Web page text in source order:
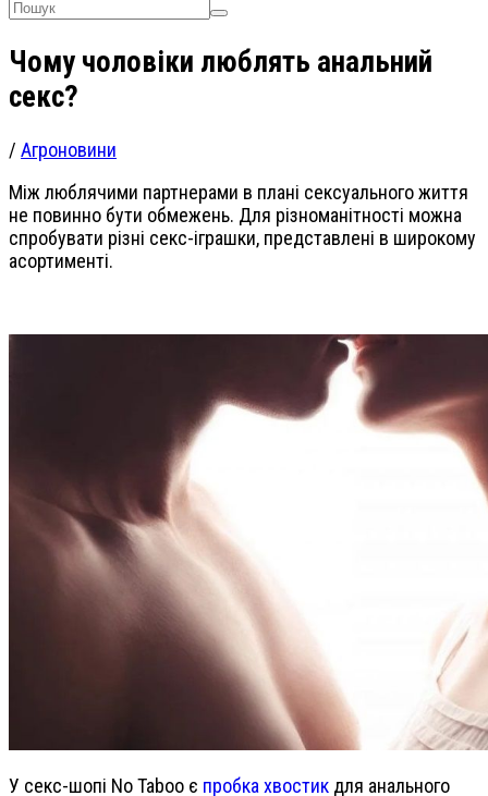
Чому чоловіки люблять анальний
секс?
/ Агроновини
Між люблячими партнерами в плані сексуального життя
не повинно бути обмежень. Для різноманітності можна
спробувати різні секс-іграшки, представлені в широкому
асортименті.
У секс-шопі No Taboo є пробка хвостик для анального